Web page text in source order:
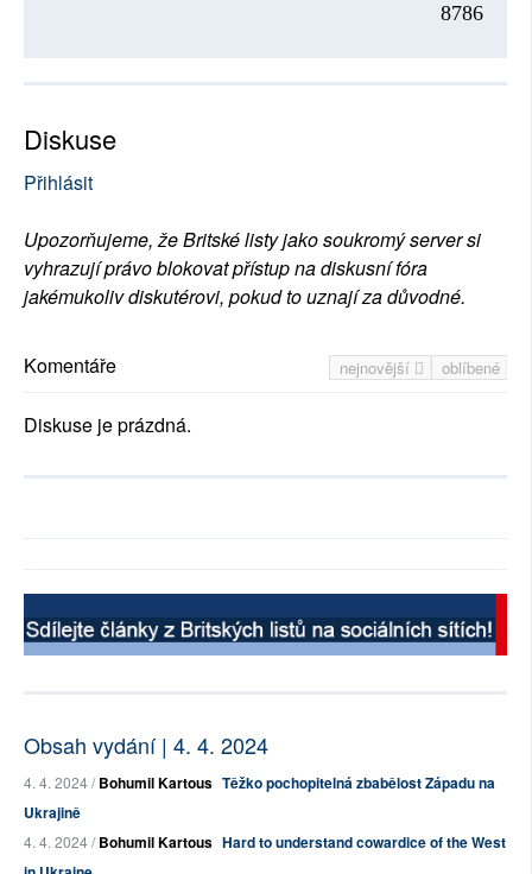
8786
Diskuse
Přihlásit
Upozorňujeme, že Britské listy jako soukromý server si
vyhrazují právo blokovat přístup na diskusní fóra
jakémukoliv diskutérovi, pokud to uznají za důvodné.
nejnovější oblíbené
Komentáře
Diskuse je prázdná.
Obsah vydání | 4. 4. 2024
4. 4. 2024 /Bohumil Kartous Těžko pochopitelná zbabělost Západu na
Ukrajině
4. 4. 2024 /Bohumil Kartous Hard to understand cowardice of the West